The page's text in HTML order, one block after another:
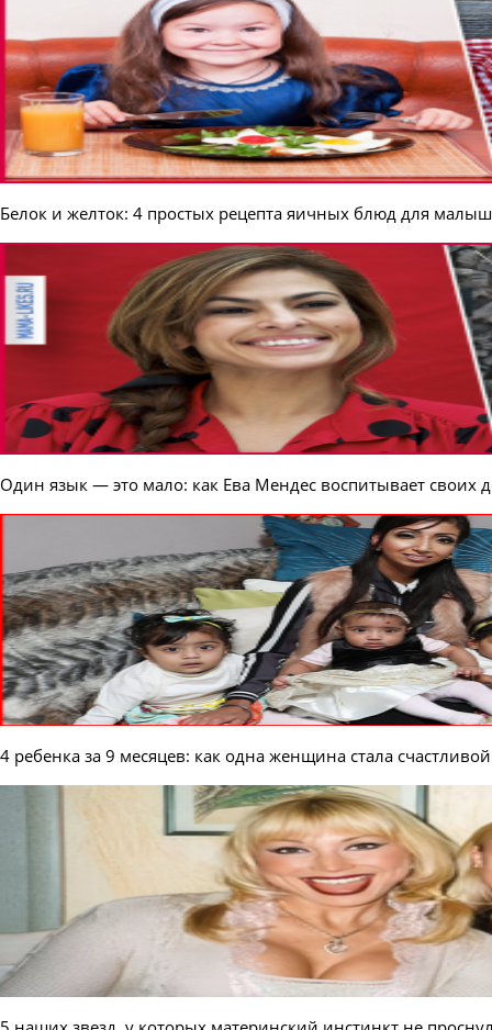
Белок и желток: 4 простых рецепта яичных блюд для
Один язык — это мало: как Ева Мендес воспитывает своих
4 ребенка за 9 месяцев: как одна женщина стала